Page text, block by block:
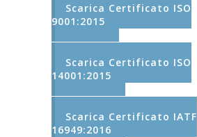
Scarica Certificato ISO
9001:2015
Scarica Certificato ISO
14001:2015
Scarica Certificato IATF
16949:2016